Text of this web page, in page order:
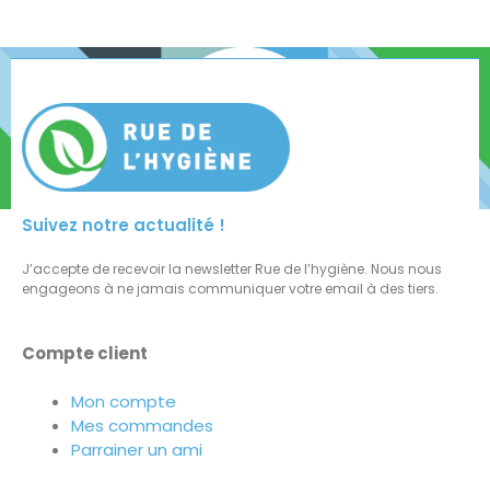
Suivez notre actualité !
J’accepte de recevoir la newsletter Rue de l’hygiène. Nous nous
engageons à ne jamais communiquer votre email à des tiers.
Compte client
Mon compte
Mes commandes
Parrainer un ami